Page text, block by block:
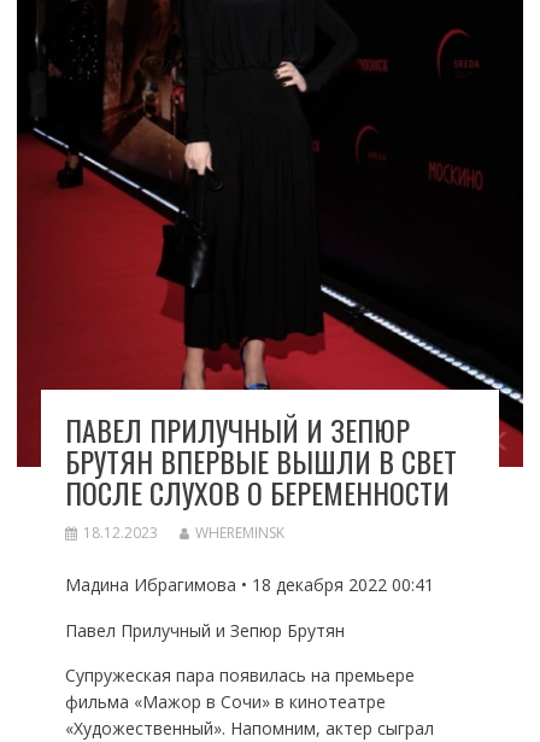
ПАВЕЛ ПРИЛУЧНЫЙ И ЗЕПЮР
БРУТЯН ВПЕРВЫЕ ВЫШЛИ В СВЕТ
ПОСЛЕ СЛУХОВ О БЕРЕМЕННОСТИ
18.12.2023 WHEREMINSK
Мадина Ибрагимова • 18 декабря 2022 00:41
Павел Прилучный и Зепюр Брутян
Супружеская пара появилась на премьере
фильма «Мажор в Сочи» в кинотеатре
«Художественный». Напомним, актер сыграл